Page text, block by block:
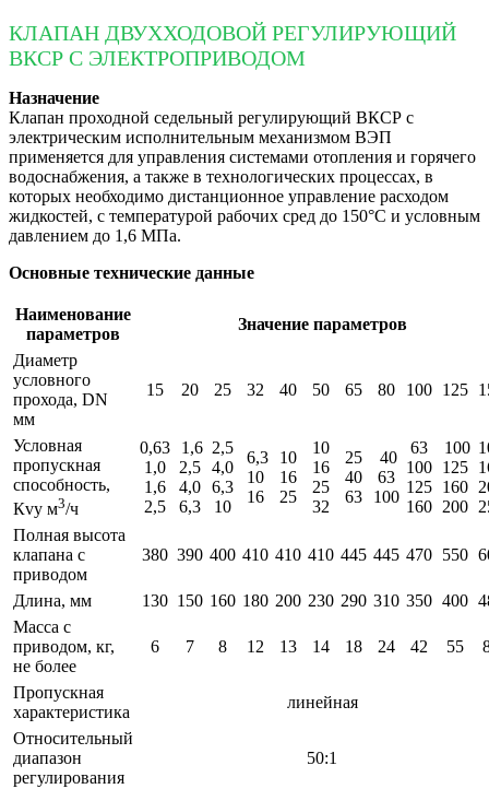
КЛАПАН ДВУХХОДОВОЙ РЕГУЛИРУЮЩИЙ
ВКСР С ЭЛЕКТРОПРИВОДОМ
Назначение
Клапан проходной седельный регулирующий ВКСР с
электрическим исполнительным механизмом ВЭП
применяется для управления системами отопления и горячего
водоснабжения, а также в технологических процессах, в
которых необходимо дистанционное управление расходом
жидкостей, с температурой рабочих сред до 150°С и условным
давлением до 1,6 МПа.
Основные технические данные
Наименование
параметров
Значение параметров
Диаметр
условного
прохода, DN
мм
15 20 25 32 40 50 65 80 100 125
Условная
пропускная
способность,
Кvy м3/ч
0,63
1,0
1,6
2,5
1,6
2,5
4,0
6,3
2,5
4,0
6,3
10
6,3
10
16
10
16
25
10
16
25
32
25
40
63
40
63
100
63
100
125
160
100
125
160
200
Полная высота
клапана с
приводом
380 390 400 410 410 410 445 445 470 550
Длина, мм 130 150 160 180 200 230 290 310 350 400
Масса с
приводом, кг,
не более
6 7 8 12 13 14 18 24 42 55
Пропускная
характеристика
линейная
Относительный
диапазон
регулирования
50:1